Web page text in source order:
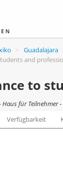
> Guadalajara
and
to
Haus für Teilnehmer
Verfügbarkeit